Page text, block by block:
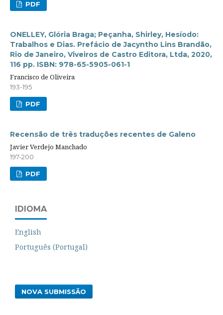
PDF
ONELLEY, Glória Braga; Peçanha, Shirley, Hesíodo:
Trabalhos e Dias. Prefácio de Jacyntho Lins Brandão,
Rio de Janeiro, Viveiros de Castro Editora, Ltda, 2020,
116 pp. ISBN: 978-65-5905-061-1
Francisco de Oliveira
193-195
PDF
Recensão de três traduções recentes de Galeno
Javier Verdejo Manchado
197-200
PDF
IDIOMA
English
Português (Portugal)
NOVA SUBMISSÃO